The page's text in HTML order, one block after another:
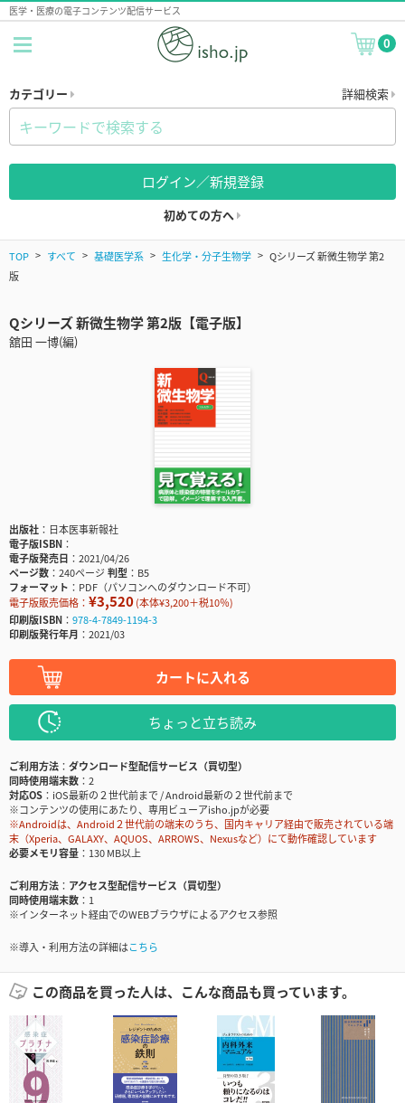
医学・医療の電子コンテンツ配信サービス
0
カテゴリー 詳細検索
ログイン／新規登録
初めての方へ
TOP すべて 基礎医学系 生化学・分子生物学
Qシリーズ 新微生物学 第2
版
Qシリーズ 新微生物学 第2版【電子版】
舘田 一博(編)
出版社
日本医事新報社
電子版ISBN
電子版発売日
2021/04/26
ページ数
240ページ判型
B5
フォーマット
PDF（パソコンへのダウンロード不可）
電子版販売価格： ¥3,520(本体¥3,200＋税10％)
印刷版ISBN
978-4-7849-1194-3
印刷版発行年月
2021/03
カートに入れる
ちょっと立ち読み
ご利用方法
ダウンロード型配信サービス（買切型）
同時使用端末数
2
対応OS
iOS最新の２世代前まで / Android最新の２世代前まで
※コンテンツの使用にあたり、専用ビューアisho.jpが必要
※Androidは、Android２世代前の端末のうち、国内キャリア経由で販売されている端
末（Xperia、GALAXY、AQUOS、ARROWS、Nexusなど）にて動作確認しています
必要メモリ容量
130 MB以上
ご利用方法
アクセス型配信サービス（買切型）
同時使用端末数
1
※インターネット経由でのWEBブラウザによるアクセス参照
※導入・利用方法の詳細はこちら
この商品を買った人は、こんな商品も買っています。